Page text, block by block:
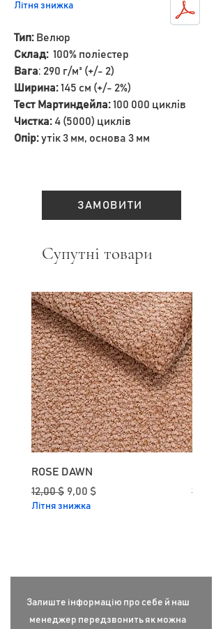
Літня знижка
Тип: Велюр
Склад: 100% поліестер
Вага: 290 г/м² (+/- 2)
Ширина:145 см (+/- 2%)
Тест Мартиндейла:100 000 циклів
Чистка: 4 (5000) циклів
Опір:утік 3 мм, основа 3 мм
ЗАМОВИТИ
Супутні товари
ROSE DAWN
Звичайна ціна
12,00 $ За розпродажем
9,00 $
Літня знижка
12,00 $
Літня
Залиште інформацію про себе й наш
менеджер передзвонить як можна